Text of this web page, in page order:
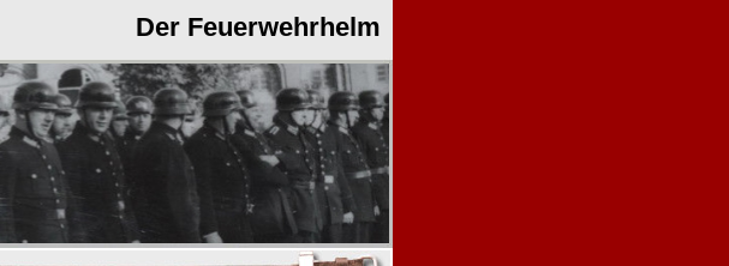
Der Feuerwehrhelm